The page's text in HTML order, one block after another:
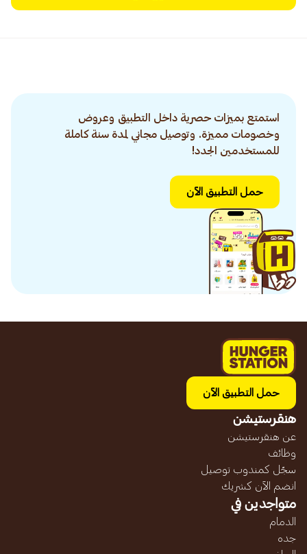
استمتع بميزات حصرية داخل التطبيق وعروض
وخصومات مميزة. وتوصيل مجاني لمدة سنة كاملة
للمستخدمين الجدد!
حمل التطبيق الآن
حمل التطبيق الآن
هنقرستيشن
عن هنقرستيشن
وظائف
سجّل كمندوب توصيل
انضم الآن كشريك
متواجدين في
الدمام
جده